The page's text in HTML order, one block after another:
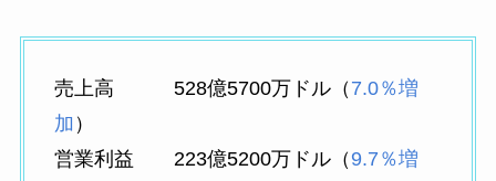
売上高 528億5700万ドル（ 7.0％増
加 ）
営業利益 223億5200万ドル（ 9.7％増